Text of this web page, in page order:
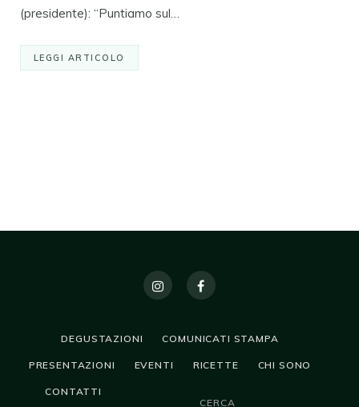
(presidente): “Puntiamo sul…
LEGGI ARTICOLO
DEGUSTAZIONI COMUNICATI STAMPA
PRESENTAZIONI EVENTI RICETTE CHI SONO
CONTATTI
CERCA